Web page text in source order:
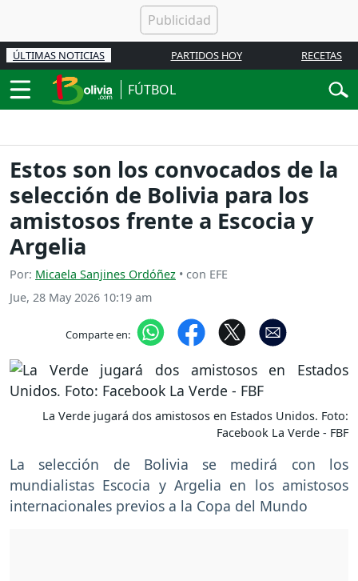
ÚLTIMAS NOTICIAS PARTIDOS HOY RECETAS
FÚTBOL
Estos son los convocados de la
selección de Bolivia para los
amistosos frente a Escocia y
Argelia
Por: Micaela Sanjines Ordóñez • con EFE
Jue, 28 May 2026 10:19 am
Comparte en:
La Verde jugará dos amistosos en Estados Unidos. Foto:
Facebook La Verde - FBF
La selección de Bolivia se medirá con los
mundialistas Escocia y Argelia en los amistosos
internacionales previos a la Copa del Mundo